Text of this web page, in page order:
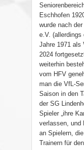
Eschhofen
wurde nach
e.V. (allerdings
Jahre 1971 als
2024
weiterhin
vom HFV
man die VfL-
Saison in den
der SG
Spieler „ihre
verlassen, und
an Spielern,
Trainern für